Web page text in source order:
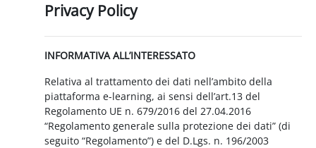
Privacy Policy
INFORMATIVA ALL’INTERESSATO
Relativa al trattamento dei dati nell’ambito della
piattaforma e-learning, ai sensi dell’art.13 del
Regolamento UE n. 679/2016 del 27.04.2016
“Regolamento generale sulla protezione dei dati” (di
seguito “Regolamento”) e del D.Lgs. n. 196/2003